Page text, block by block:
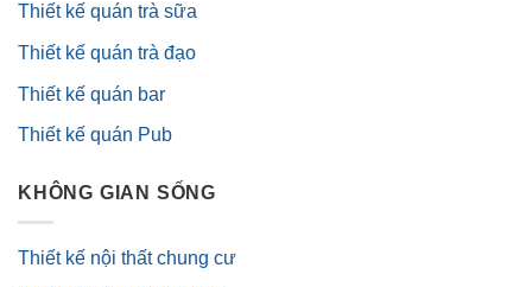
Thiết kế quán trà sữa
Thiết kế quán trà đạo
Thiết kế quán bar
Thiết kế quán Pub
KHÔNG GIAN SỐNG
Thiết kế nội thất chung cư